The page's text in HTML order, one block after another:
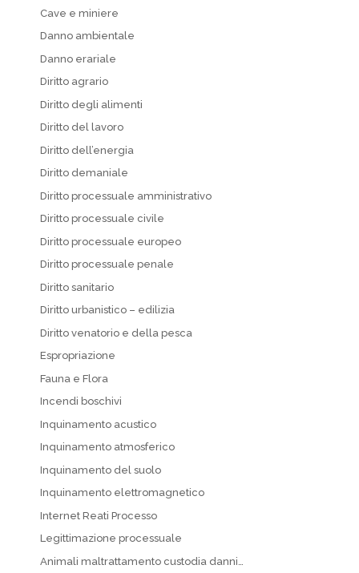
Cave e miniere
Danno ambientale
Danno erariale
Diritto agrario
Diritto degli alimenti
Diritto del lavoro
Diritto dell’energia
Diritto demaniale
Diritto processuale amministrativo
Diritto processuale civile
Diritto processuale europeo
Diritto processuale penale
Diritto sanitario
Diritto urbanistico – edilizia
Diritto venatorio e della pesca
Espropriazione
Fauna e Flora
Incendi boschivi
Inquinamento acustico
Inquinamento atmosferico
Inquinamento del suolo
Inquinamento elettromagnetico
Internet Reati Processo
Legittimazione processuale
Animali maltrattamento custodia danni…